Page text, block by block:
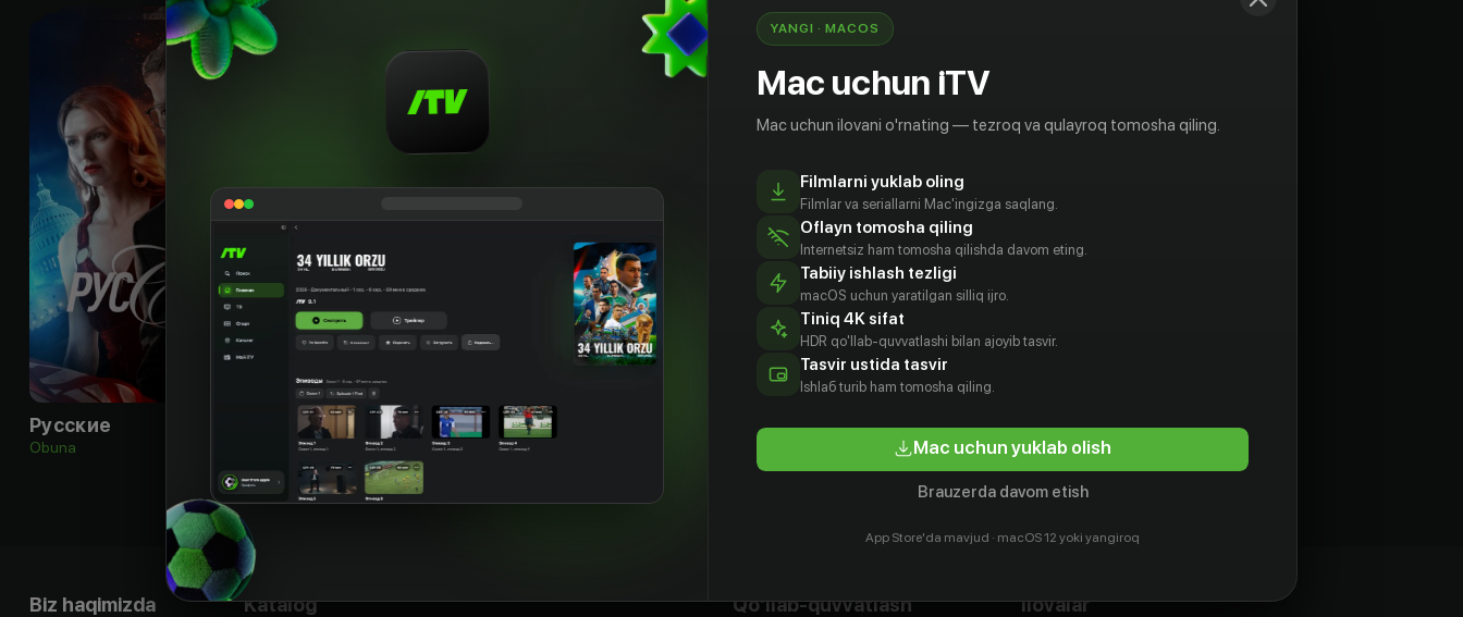
Русские
Obuna
Черная гора
Obuna
Biz haqimizda Katalog Qo'llab-quvvatlash Ilovalar
YANGI · MACOS
Mac uchun iTV
Mac uchun ilovani o'rnating — tezroq va qulayroq tomosha qiling.
Filmlarni yuklab oling
Filmlar va seriallarni Mac'ingizga saqlang.
Oflayn tomosha qiling
Internetsiz ham tomosha qilishda davom eting.
Tabiiy ishlash tezligi
macOS uchun yaratilgan silliq ijro.
Tiniq 4K sifat
HDR qo'llab-quvvatlashi bilan ajoyib tasvir.
Tasvir ustida tasvir
Ishlаб turib ham tomosha qiling.
Mac uchun yuklab olish
Brauzerda davom etish
App Store'da mavjud · macOS 12 yoki yangiroq